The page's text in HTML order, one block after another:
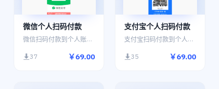
微信个人扫码付款
微信扫码付款到个人账号，需人工确认入账（可通过备注核对账单）
37 ￥69.00
支付宝个人扫码付款
支付宝扫码付款到个人账号，需人工确认入账（可通过备注核对账单）
35 ￥69.00